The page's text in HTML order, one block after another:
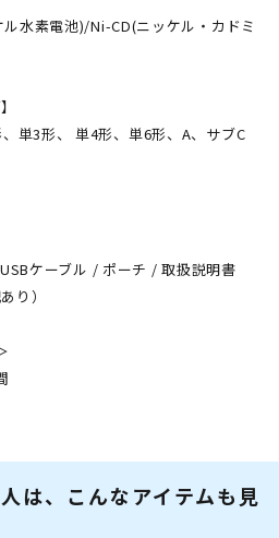
水素電池)/Ni-CD(ニッケル・カドミ
単3形、 単4形、単6形、A、サブC
ケーブル / ポーチ / 取扱説明書
り）
は、こんなアイテムも見